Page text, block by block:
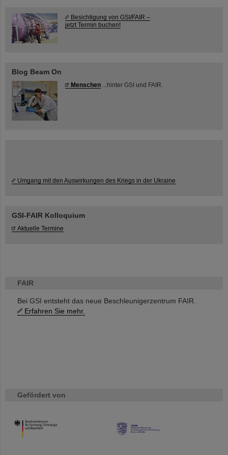
FAIR
Bei GSI entsteht das neue Beschleunigerzentrum FAIR.
Erfahren Sie mehr.
Gefördert von
HMWK
Besichtigung von GSI/FAIR –
jetzt Termin buchen!
Blog Beam On
Menschen ...hinter GSI und FAIR.
Umgang mit den Auswirkungen des Kriegs in der Ukraine
GSI-FAIR Kolloquium
Aktuelle Termine